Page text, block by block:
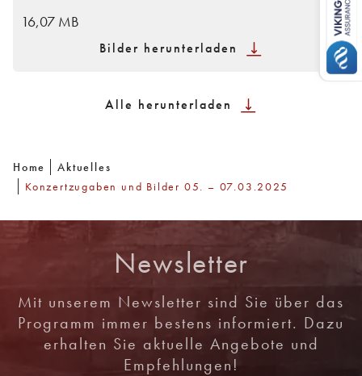
16,07 MB
Bilder herunterladen
Alle herunterladen
Home
Aktuelles
Konzertzugaben und Bilder 05. – 07.03.2025
Newsletter
Mit unserem Newsletter sind Sie über das
Programm immer bestens informiert. Dazu
erhalten Sie aktuelle Angebote und
Empfehlungen!